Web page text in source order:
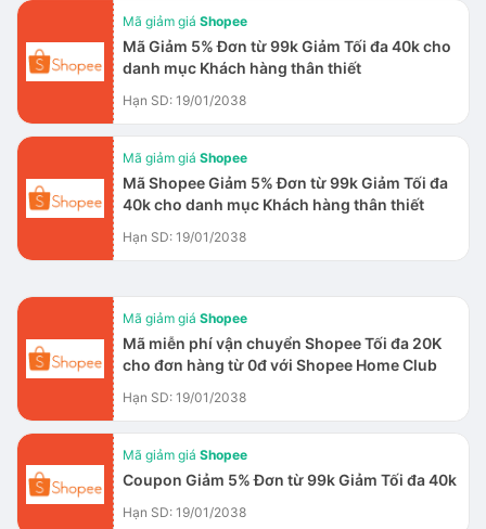
Mã giảm giá Shopee
Mã Giảm 5% Đơn từ 99k Giảm Tối đa 40k cho
danh mục Khách hàng thân thiết
Hạn SD: 19/01/2038
Mã giảm giá Shopee
Mã Shopee Giảm 5% Đơn từ 99k Giảm Tối đa
40k cho danh mục Khách hàng thân thiết
Hạn SD: 19/01/2038
Mã giảm giá Shopee
Mã miễn phí vận chuyển Shopee Tối đa 20K
cho đơn hàng từ 0đ với Shopee Home Club
Hạn SD: 19/01/2038
Mã giảm giá Shopee
Coupon Giảm 5% Đơn từ 99k Giảm Tối đa 40k
Hạn SD: 19/01/2038